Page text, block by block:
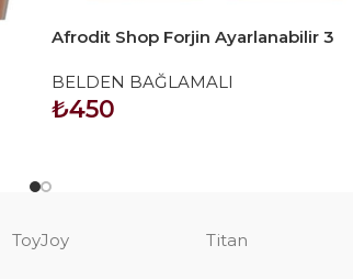
Afrodit Shop Forjin Ayarlanabilir 3
Siyah
BELDEN BAĞLAMALI
₺450
ToyJoy Titan